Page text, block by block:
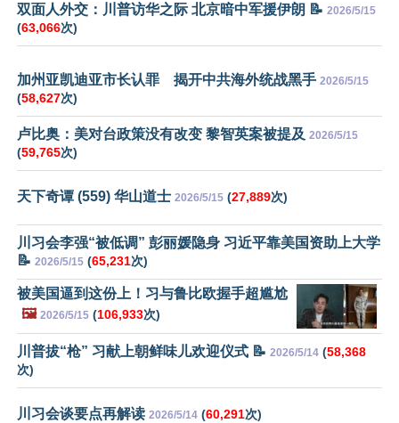
双面人外交：川普访华之际 北京暗中军援伊朗 📝 2026/5/15
(63,066次)
加州亚凯迪亚市长认罪 揭开中共海外统战黑手 2026/5/15
(58,627次)
卢比奥：美对台政策没有改变 黎智英案被提及 2026/5/15
(59,765次)
天下奇谭 (559) 华山道士 2026/5/15 (27,889次)
川习会李强“被低调” 彭丽媛隐身 习近平靠美国资助上大学
📝 2026/5/15 (65,231次)
被美国逼到这份上！习与鲁比欧握手超尴尬
🖼️ 2026/5/15 (106,933次)
川普拔“枪” 习献上朝鲜味儿欢迎仪式 📝 2026/5/14 (58,368
次)
川习会谈要点再解读 2026/5/14 (60,291次)